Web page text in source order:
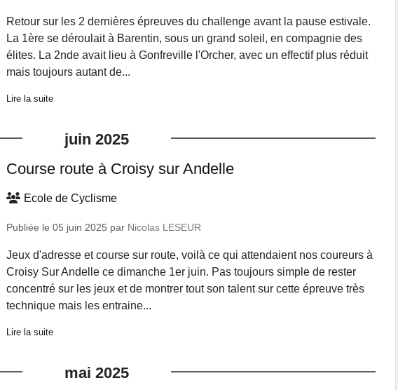
Retour sur les 2 dernières épreuves du challenge avant la pause estivale.
La 1ère se déroulait à Barentin, sous un grand soleil, en compagnie des
élites. La 2nde avait lieu à Gonfreville l'Orcher, avec un effectif plus réduit
mais toujours autant de...
Lire la suite
juin 2025
Course route à Croisy sur Andelle
Ecole de Cyclisme
Publiée le 05 juin 2025 par Nicolas LESEUR
Jeux d'adresse et course sur route, voilà ce qui attendaient nos coureurs à
Croisy Sur Andelle ce dimanche 1er juin. Pas toujours simple de rester
concentré sur les jeux et de montrer tout son talent sur cette épreuve très
technique mais les entraine...
Lire la suite
mai 2025